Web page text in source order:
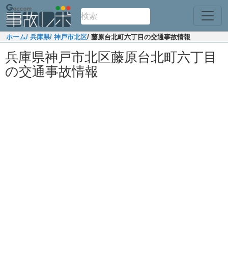
ホーム/ 兵庫県/ 神戸市北区/ 藤原台北町六丁目の交通事故情報
兵庫県神戸市北区藤原台北町六丁目
の交通事故情報